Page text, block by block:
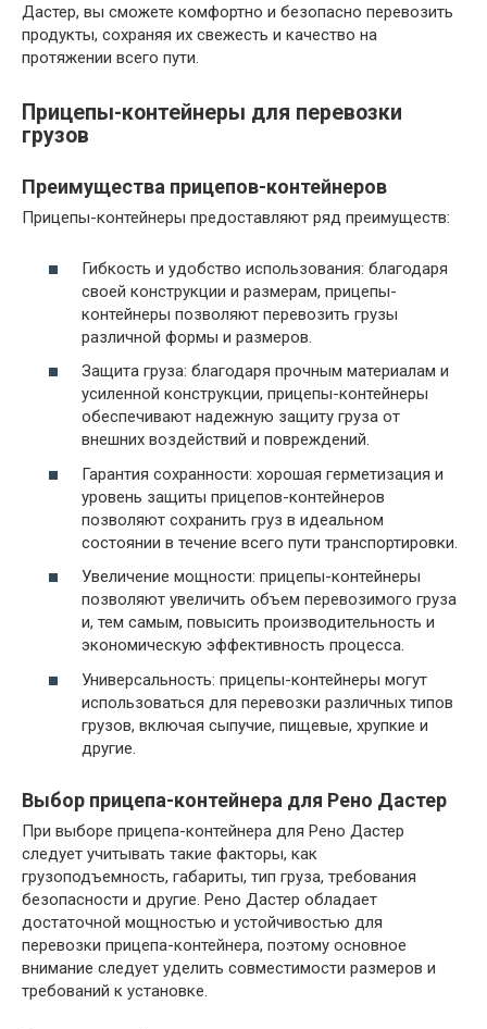
Дастер, вы сможете комфортно и безопасно перевозить
продукты, сохраняя их свежесть и качество на
протяжении всего пути.
Прицепы-контейнеры для перевозки
грузов
Преимущества прицепов-контейнеров
Прицепы-контейнеры предоставляют ряд преимуществ:
Гибкость и удобство использования: благодаря
своей конструкции и размерам, прицепы-
контейнеры позволяют перевозить грузы
различной формы и размеров.
Защита груза: благодаря прочным материалам и
усиленной конструкции, прицепы-контейнеры
обеспечивают надежную защиту груза от
внешних воздействий и повреждений.
Гарантия сохранности: хорошая герметизация и
уровень защиты прицепов-контейнеров
позволяют сохранить груз в идеальном
состоянии в течение всего пути транспортировки.
Увеличение мощности: прицепы-контейнеры
позволяют увеличить объем перевозимого груза
и, тем самым, повысить производительность и
экономическую эффективность процесса.
Универсальность: прицепы-контейнеры могут
использоваться для перевозки различных типов
грузов, включая сыпучие, пищевые, хрупкие и
другие.
Выбор прицепа-контейнера для Рено Дастер
При выборе прицепа-контейнера для Рено Дастер
следует учитывать такие факторы, как
грузоподъемность, габариты, тип груза, требования
безопасности и другие. Рено Дастер обладает
достаточной мощностью и устойчивостью для
перевозки прицепа-контейнера, поэтому основное
внимание следует уделить совместимости размеров и
требований к установке.